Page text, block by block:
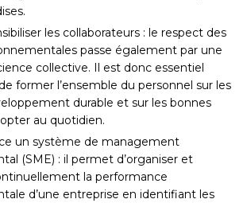
les collaborateurs : le respect des
passe également par une
collective. Il est donc essentiel
former l’ensemble du personnel sur les
durable et sur les bonnes
au quotidien.
un système de management
(SME) : il permet d’organiser et
la performance
d’une entreprise en identifiant les